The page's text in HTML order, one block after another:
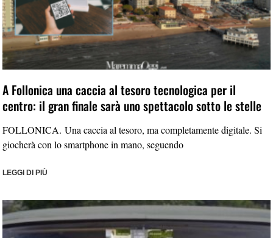
A Follonica una caccia al tesoro tecnologica per il
centro: il gran finale sarà uno spettacolo sotto le stelle
FOLLONICA. Una caccia al tesoro, ma completamente digitale. Si
giocherà con lo smartphone in mano, seguendo
LEGGI DI PIÙ